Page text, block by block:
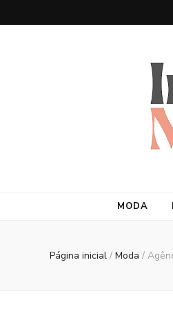
MODA
Página inicial / Moda /